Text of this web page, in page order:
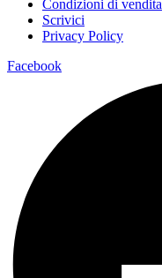
Condizioni di vendita
Scrivici
Privacy Policy
Facebook